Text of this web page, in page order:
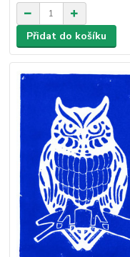
Přidat do košíku